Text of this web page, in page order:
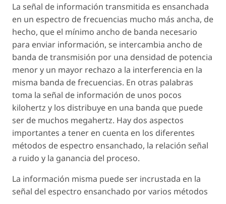
La señal de información transmitida es ensanchada
en un espectro de frecuencias mucho más ancha, de
hecho, que el mínimo ancho de banda necesario
para enviar información, se intercambia ancho de
banda de transmisión por una densidad de potencia
menor y un mayor rechazo a la interferencia en la
misma banda de frecuencias. En otras palabras
toma la señal de información de unos pocos
kilohertz y los distribuye en una banda que puede
ser de muchos megahertz. Hay dos aspectos
importantes a tener en cuenta en los diferentes
métodos de espectro ensanchado, la relación señal
a ruido y la ganancia del proceso.
La información misma puede ser incrustada en la
señal del espectro ensanchado por varios métodos